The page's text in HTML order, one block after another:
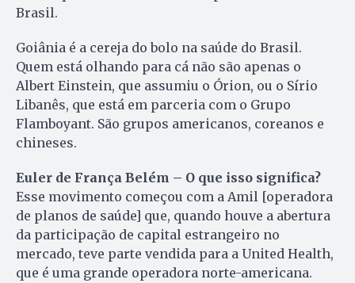
Brasil.
Goiânia é a cereja do bolo na saúde do Brasil.
Quem está olhando para cá não são apenas o
Albert Einstein, que assumiu o Órion, ou o Sírio
Libanês, que está em parceria com o Grupo
Flamboyant. São grupos americanos, coreanos e
chineses.
Euler de França Belém – O que isso significa?
Esse movimento começou com a Amil [operadora
de planos de saúde] que, quando houve a abertura
da participação de capital estrangeiro no
mercado, teve parte vendida para a United Health,
que é uma grande operadora norte-americana.